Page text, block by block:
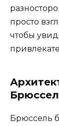
просто
чтобы
Брюссель